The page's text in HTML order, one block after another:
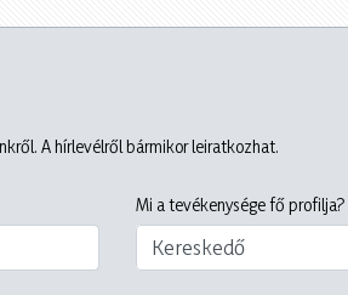
A hírlevélről bármikor leiratkozhat.
Mi a tevékenysége fő profilja?
Kereskedő